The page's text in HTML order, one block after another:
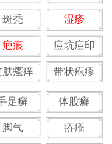
斑秃 湿疹
疤痕 痘坑痘印
肤瘙痒 带状疱疹
足癣 体股癣
脚气 疥疮